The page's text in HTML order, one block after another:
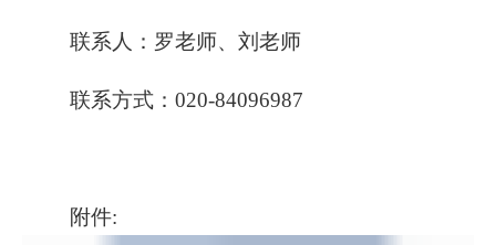
联系人：罗老师、刘老师
联系方式： 020-84096987
附件: